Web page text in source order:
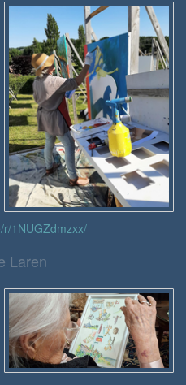
1NUGZdmzxx/
Laren